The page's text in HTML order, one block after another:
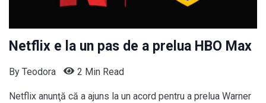
Netflix e la un pas de a prelua HBO Max
By Teodora 2 Min Read
Netflix anunţă că a ajuns la un acord pentru a prelua Warner